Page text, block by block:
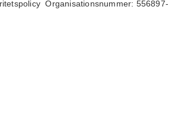
Organisationsnummer: 556897-